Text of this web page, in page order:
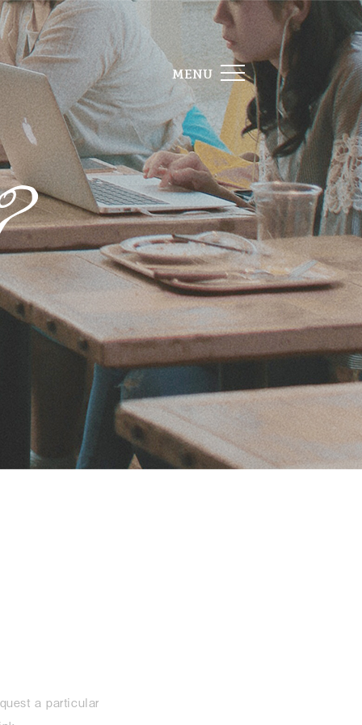
MENU
a particular